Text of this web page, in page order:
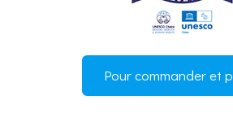
Pour commander et